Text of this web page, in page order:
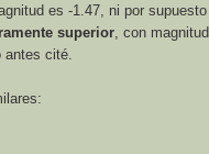
es -1.47, ni por
superior , con
cité.